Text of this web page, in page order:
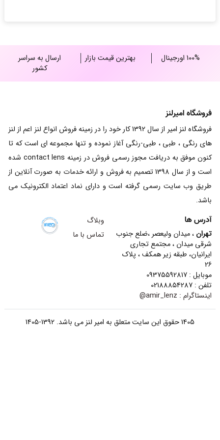
100% اورجینال بهترین قیمت بازار
ارسال به سراسر
کشور
فروشگاه امیرلنز
فروشگاه لنز امیر از سال 1392 کار خود را در زمینه فروش انواع لنز اعم از لنز
های رنگی ، طبی ، طبی-رنگی آغاز نموده و تنها مجموعه ای است که تا
کنون موفق به دریافت مجوز رسمی فروش در زمینه contact lens شده
است و از سال 1398 تصمیم به فروش و ارائه خدمات به صورت آنلاین از
طریق وب سایت رسمی گرفته است و دارای نماد اعتماد الکترونیک می
باشد.
آدرس ها
تهران ، میدان ولیعصر ،ضلع جنوب
شرقی میدان ، مجتمع تجاری
ایرانیان، طبقه زیر همکف ، پلاک
26
موبایل : 09375592817
تلفن : 02188854287
اینستاگرام : amir_lenz@
وبلاگ
تماس با ما
1405 حقوق این سایت متعلق به امیر لنز می باشد. 1392-1405